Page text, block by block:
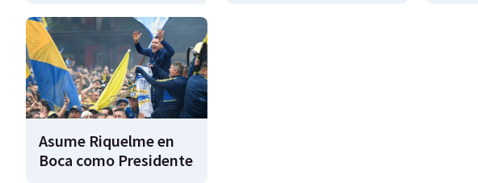
Asume Riquelme en
Boca como Presidente